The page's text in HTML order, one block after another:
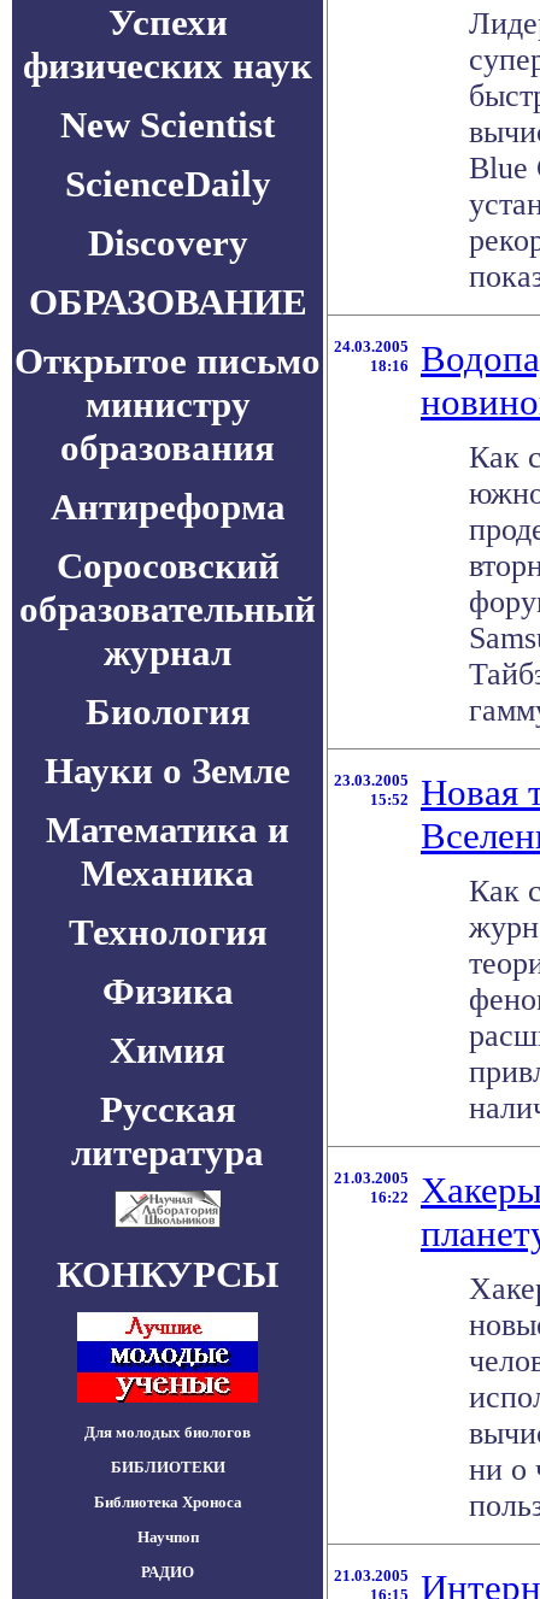
Успехи
физических наук
New Scientist
ScienceDaily
Discovery
ОБРАЗОВАНИЕ
Открытое письмо
министру
образования
Антиреформа
Соросовский
образовательный
журнал
Биология
Науки о Земле
Математика и
Механика
Технология
Физика
Химия
Русская
литература
КОНКУРСЫ
Для молодых биологов
БИБЛИОТЕКИ
Библиотека Хроноса
Научпоп
РАДИО
Blue
24.03.2005
18:16
Как
23.03.2005
15:52
Новая
Как
21.03.2005
16:22
ни о
21.03.2005
16:15